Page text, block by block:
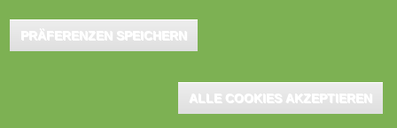
Enable knowledge sharing and distribution within your
Learning Accelerator blueprints can save your business time and
PRÄFERENZEN SPEICHERN
ALLE COOKIES AKZEPTIEREN